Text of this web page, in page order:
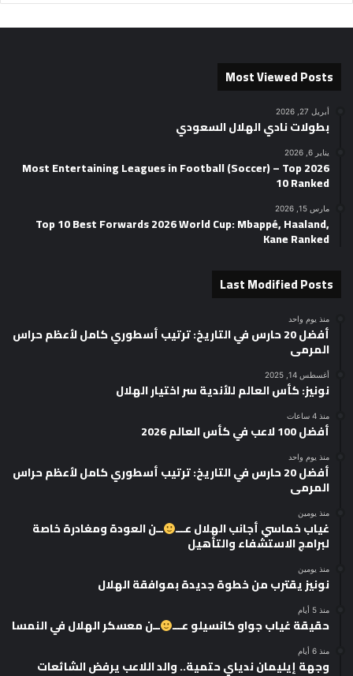
Most Viewed Posts
أبريل 27, 2026
بطولات نادي الهلال السعودي
يناير 6, 2026
2026 Most Entertaining Leagues in Football (Soccer) – Top
10 Ranked
مارس 15, 2026
Top 10 Best Forwards 2026 World Cup: Mbappé, Haaland,
Kane Ranked
Last Modified Posts
منذ يوم واحد
أفضل 20 حارس في التاريخ: ترتيب أسطوري كامل لأعظم حراس
المرمى
أغسطس 14, 2025
نونيز: كأس العالم للأندية سر اختيار الهلال
منذ 4 ساعات
أفضل 100 لاعب في كأس العالم 2026
منذ يوم واحد
أفضل 20 حارس في التاريخ: ترتيب أسطوري كامل لأعظم حراس
المرمى
منذ يومين
غياب خماسي أجانب الهلال عـــ ــن العودة ومغادرة خاصة
لبرامج الاستشفاء والتأهيل
منذ يومين
نونيز يقترب من خطوة جديدة بموافقة الهلال
منذ 5 أيام
حقيقة غياب جواو كانسيلو عـــ ــن معسكر الهلال في النمسا
منذ 6 أيام
وجهة إيليمان ندياي حتمية.. والد اللاعب يرفض الشائعات